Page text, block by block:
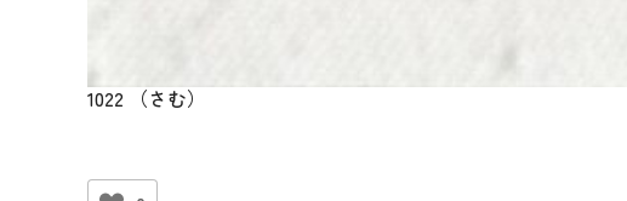
1022 （さむ）